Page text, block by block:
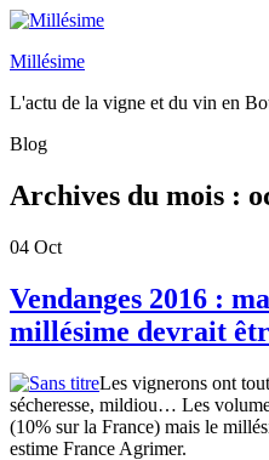
Millésime
L'actu de la vigne et du vin en
Blog
Archives du mois :
04 Oct
Vendanges 2016 :
millésime devrait
Les vignerons ont
sécheresse, mildiou… Les
(10% sur la France) mais le
estime France Agrimer.